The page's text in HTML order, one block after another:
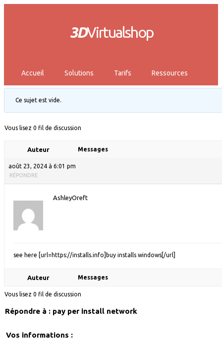
3DVirtualshop
Accueil Solutions Tarifs Ressources
Ce sujet est vide.
Vous lisez 0 fil de discussion
Auteur Messages
août 23, 2024 à 6:01 pm
RÉPONDRE
AshleyOreft
see here [url=https://installs.info]buy installs windows[/url]
Auteur Messages
Vous lisez 0 fil de discussion
Répondre à : pay per install network
Vos informations :